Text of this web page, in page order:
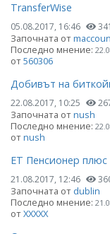
TransferWise
05.08.2017, 16:46
Започната от
Последно мнение:
от560306
Добивът на
22.08.2017, 10:25
Започната отnush
Последно мнение:
отnush
ЕТ Пенсионер
21.08.2017, 12:46
Започната от dublin
Последно мнение:
отХХХХХ